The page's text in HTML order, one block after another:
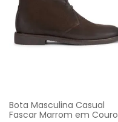
Bota Masculina Casual
Fascar Marrom em Couro